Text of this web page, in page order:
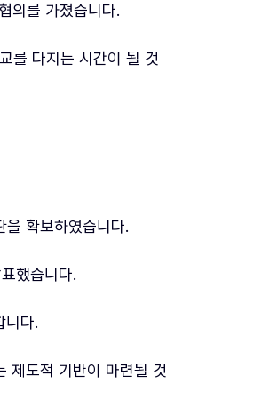
의를 가졌습니다.
를 다지는 시간이 될 것
확보하였습니다.
했습니다.
니다.
제도적 기반이 마련될 것